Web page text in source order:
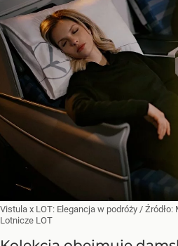
Vistula x LOT: Elegancja w podróży / Źródło:
Lotnicze LOT